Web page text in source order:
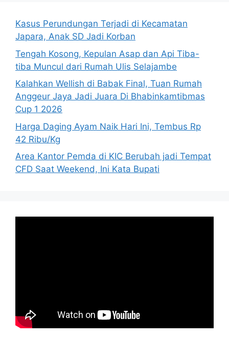
Kasus Perundungan Terjadi di Kecamatan
Japara, Anak SD Jadi Korban
Tengah Kosong, Kepulan Asap dan Api Tiba-
tiba Muncul dari Rumah Ulis Selajambe
Kalahkan Wellish di Babak Final, Tuan Rumah
Anggeur Jaya Jadi Juara Di Bhabinkamtibmas
Cup 1 2026
Harga Daging Ayam Naik Hari Ini, Tembus Rp
42 Ribu/Kg
Area Kantor Pemda di KIC Berubah jadi Tempat
CFD Saat Weekend, Ini Kata Bupati